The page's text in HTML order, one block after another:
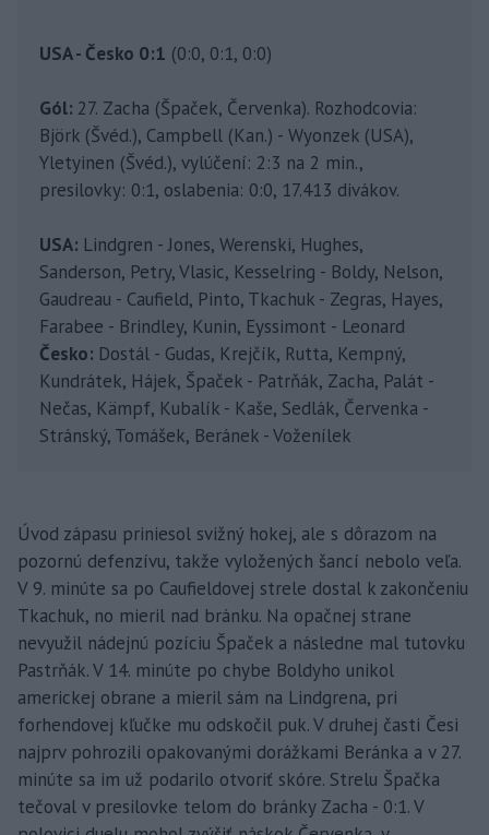
USA - Česko 0:1 (0:0, 0:1, 0:0)
Gól: 27. Zacha (Špaček, Červenka). Rozhodcovia:
Björk (Švéd.), Campbell (Kan.) - Wyonzek (USA),
Yletyinen (Švéd.), vylúčení: 2:3 na 2 min.,
presilovky: 0:1, oslabenia: 0:0, 17.413 divákov.
USA: Lindgren - Jones, Werenski, Hughes,
Sanderson, Petry, Vlasic, Kesselring - Boldy, Nelson,
Gaudreau - Caufield, Pinto, Tkachuk - Zegras, Hayes,
Farabee - Brindley, Kunin, Eyssimont - Leonard
Česko: Dostál - Gudas, Krejčík, Rutta, Kempný,
Kundrátek, Hájek, Špaček - Patrňák, Zacha, Palát -
Nečas, Kämpf, Kubalík - Kaše, Sedlák, Červenka -
Stránský, Tomášek, Beránek - Voženílek
Úvod zápasu priniesol svižný hokej, ale s dôrazom na
pozornú defenzívu, takže vyložených šancí nebolo veľa.
V 9. minúte sa po Caufieldovej strele dostal k zakončeniu
Tkachuk, no mieril nad bránku. Na opačnej strane
nevyužil nádejnú pozíciu Špaček a následne mal tutovku
Pastrňák. V 14. minúte po chybe Boldyho unikol
americkej obrane a mieril sám na Lindgrena, pri
forhendovej kľučke mu odskočil puk. V druhej časti Česi
najprv pohrozili opakovanými dorážkami Beránka a v 27.
minúte sa im už podarilo otvoriť skóre. Strelu Špačka
tečoval v presilovke telom do bránky Zacha - 0:1. V